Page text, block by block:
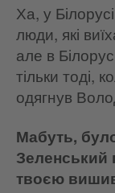
Ха, у
люди, які
але в
тільки тоді,
одягнув
Мабуть,
Зеленський
твоєю